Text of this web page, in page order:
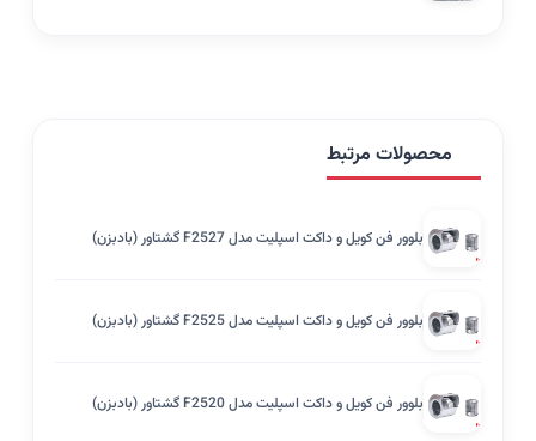
محصولات مرتبط
بلوور فن کویل و داکت اسپلیت مدل F2527 گشتاور (بادبزن)
بلوور فن کویل و داکت اسپلیت مدل F2525 گشتاور (بادبزن)
بلوور فن کویل و داکت اسپلیت مدل F2520 گشتاور (بادبزن)